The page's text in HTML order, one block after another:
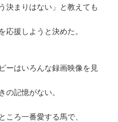
決まりはない」と教えても
を応援しようと決めた。
ーはいろんな録画映像を見
の記憶がない。
ころ一番愛する馬で、